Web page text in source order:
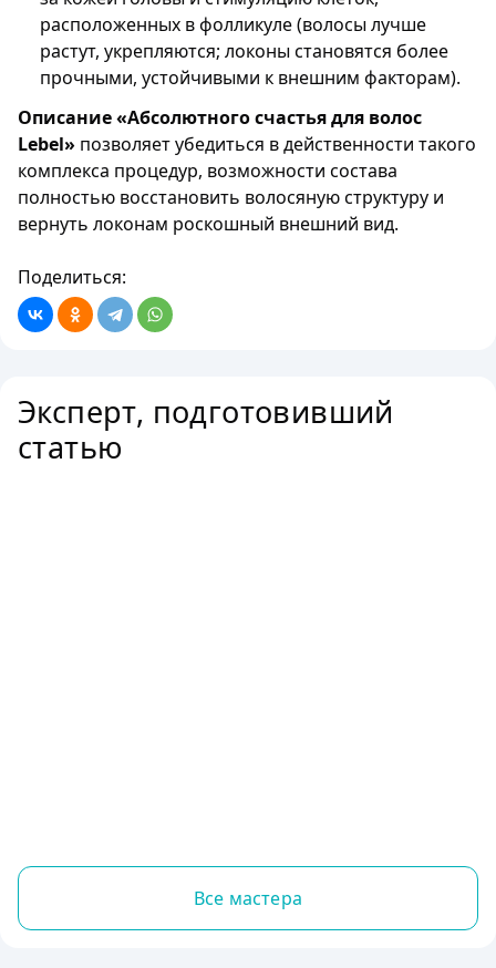
расположенных в фолликуле (волосы лучше
растут, укрепляются; локоны становятся более
прочными, устойчивыми к внешним факторам).
Описание «Абсолютного счастья для волос
Lebel» позволяет убедиться в действенности такого
комплекса процедур, возможности состава
полностью восстановить волосяную структуру и
вернуть локонам роскошный внешний вид.
Поделиться:
Эксперт, подготовивший
статью
Все мастера